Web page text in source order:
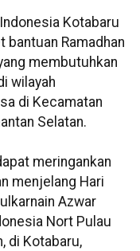
Kotabaru
bantuan Ramadhan
membutuhkan
wilayah
di Kecamatan
Selatan.
meringankan
menjelang Hari
Azwar
Nort Pulau
di Kotabaru,